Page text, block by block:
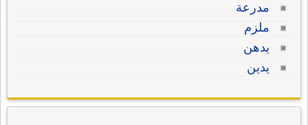
مدرعة
ملزم
يدهن
يدين